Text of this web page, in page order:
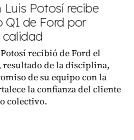
Potosí recibe
Q1 de Ford por
calidad
recibió de Ford el
de la disciplina,
de su equipo con la
la confianza del cliente
colectivo.